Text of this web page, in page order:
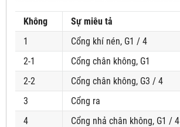
Không
Sự miêu tả
1
Cổng khí nén, G1 / 4
2-1
Cổng chân không, G1
2-2
Cổng chân không, G3 / 4
3
Cổng ra
4
Cổng nhả chân không, G1 / 4